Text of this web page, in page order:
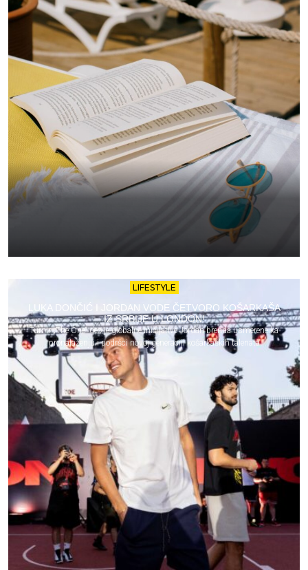
LIFESTYLE
LUKA DONČIĆ I JORDAN VODE ČETVORO KOŠARKAŠA
IZ SRBIJE U LONDON!
Turnir „The One“ deo je globalne inicijative Jordan brenda usmerene ka
pronalaženju i podršci novoj generaciji košarkaških talenata